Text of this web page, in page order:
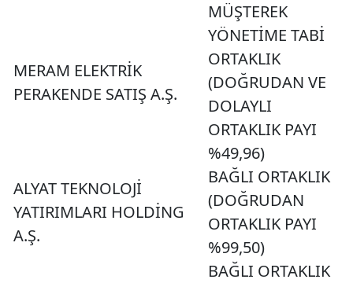
MERAM ELEKTRİK
PERAKENDE SATIŞ A.Ş.
MÜŞTEREK
YÖNETİME TABİ
ORTAKLIK
(DOĞRUDAN VE
DOLAYLI
ORTAKLIK PAYI
%49,96)
ALYAT TEKNOLOJİ
YATIRIMLARI HOLDİNG
A.Ş.
BAĞLI ORTAKLIK
(DOĞRUDAN
ORTAKLIK PAYI
%99,50)
BAĞLI ORTAKLIK